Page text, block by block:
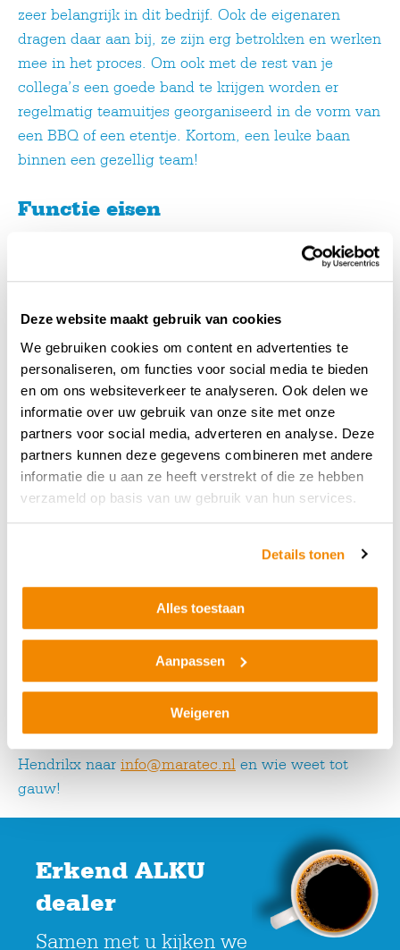
Deze website maakt gebruik van cookies
We gebruiken cookies om content en advertenties te
personaliseren, om functies voor social media te bieden
en om ons websiteverkeer te analyseren. Ook delen we
informatie over uw gebruik van onze site met onze
partners voor social media, adverteren en analyse. Deze
partners kunnen deze gegevens combineren met andere
informatie die u aan ze heeft verstrekt of die ze hebben
verzameld op basis van uw gebruik van hun services.
Details tonen
Alles toestaan
Aanpassen
Weigeren
zeer belangrijk in dit bedrijf. Ook de eigenaren
dragen daar aan bij, ze zijn erg betrokken en werken
mee in het proces. Om ook met de rest van je
collega’s een goede band te krijgen worden er
regelmatig teamuitjes georganiseerd in de vorm van
een BBQ of een etentje. Kortom, een leuke baan
binnen een gezellig team!
Functie eisen
Je bent in bezit van rijbewijs B, BE is een pre
Ervaring met het monteren van zonwering en/of
kozijnen
Beheersing van de Nederlandse taal in woord en
geschrift
Bij de opdrachtgever werken echte aanpakkers
die de handen uit de mouwen steken zonder 9-5
mentaliteit. Jij hebt een groot
verantwoordelijkheidsgevoel, bent proactief,
collegiaal, stressbestendig en communicatief
vaardig. Vind jij dat je in dit team past? Reageer
dan direct!
Het betreft een fulltime functie van 40 uur per
Je werktijden zijn van 07:30-16:15 uur.
Stuur je sollicitatie inclusief C.V. t.a.v. dhr. C.
Hendrikx naar info@maratec.nl en wie weet tot
gauw!
Erkend ALKU
dealer
Samen met u kijken we